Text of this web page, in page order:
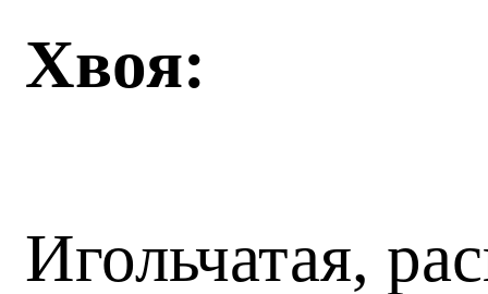
Хвоя:
Игольчатая,